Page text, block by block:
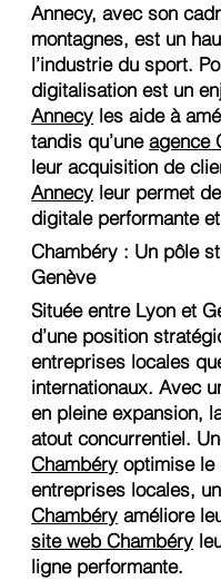
Annecy, avec son
montagnes, est un
l’industrie du sport.
digitalisation est un
Annecy les aide à
tandis qu’uneagence
leur acquisition de
Annecy leur permet
digitale performante
Chambéry : Un pôle
Genève
Située entre Lyon et
d’une position
entreprises locales
internationaux. Avec
en pleine expansion,
atout concurrentiel.
Chambéry optimise le
entreprises locales,
Chambéry améliore
site web Chambéry
ligne performante.